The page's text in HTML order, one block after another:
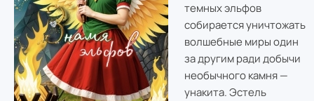
темных эльфов
собирается уничтожать
волшебные миры один
за другим ради добычи
необычного камня —
унакита. Эстель